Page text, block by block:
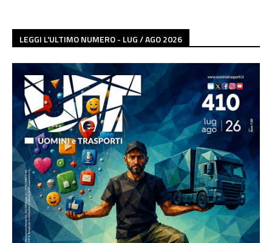
LEGGI L'ULTIMO NUMERO - LUG / AGO 2026